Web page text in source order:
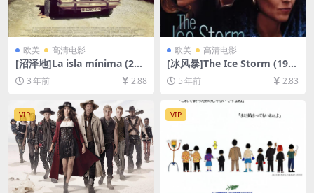
欧美 高清电影
[沼泽地]La isla mínima (201
4)[百度网盘+夸克网盘1080P
超清未删减资源][网盘在线播
放/下载][MP4/6.6GB][中文字
幕]
3 年前 2.88
欧美 高清电影
[冰风暴]The Ice Storm (199
7)[百度网盘+迅雷云盘资源10
80P超清未删减][MP4/7.1GB]
[中英字幕]
5 年前 2.83
VIP VIP